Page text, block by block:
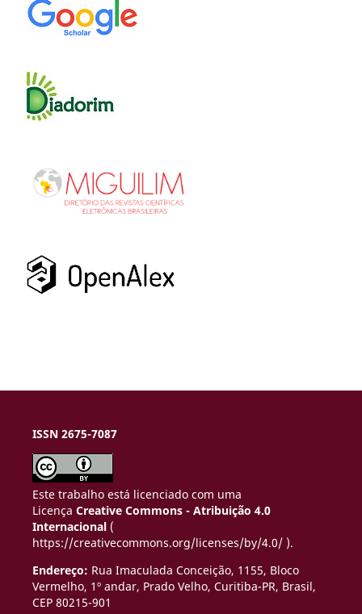
ISSN 2675-7087
Este trabalho está licenciado com uma
Licença Creative Commons - Atribuição 4.0
Internacional(
https://creativecommons.org/licenses/by/4.0/ ).
Endereço: Rua Imaculada Conceição, 1155, Bloco
Vermelho, 1º andar, Prado Velho, Curitiba-PR, Brasil,
CEP 80215-901